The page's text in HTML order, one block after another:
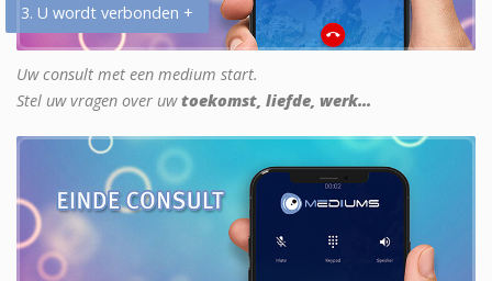
3. U wordt verbonden +
Uw consult met een medium start.
Stel uw vragen over uwtoekomst, liefde, werk...